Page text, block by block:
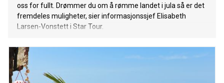
oss for fullt. Drømmer du om å rømme landet i jula så er det
fremdeles muligheter, sier informasjonssjef Elisabeth
Larsen-Vonstett i Star Tour.